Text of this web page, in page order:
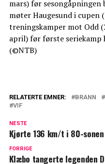
mars) før
møter Haugesund i cupen
treningskamper mot Odd
april) før første seriekamp
(©NTB)
RELATERTE EMNER: BRANN
VIF
NESTE
Kjørte 136 km/t i 80-sonen
FORRIGE
Klæbo tangerte legenden